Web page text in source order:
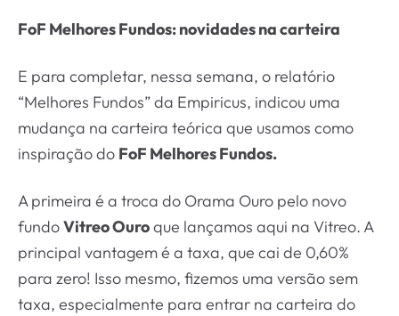
FoF Melhores Fundos: novidades na carteira
E para completar, nessa semana, o relatório
“Melhores Fundos” da Empiricus, indicou uma
mudança na carteira teórica que usamos como
inspiração do FoF Melhores Fundos.
A primeira é a troca do Orama Ouro pelo novo
fundoVitreo Ouroque lançamos aqui na Vitreo. A
principal vantagem é a taxa, que cai de 0,60%
para zero! Isso mesmo, fizemos uma versão sem
taxa, especialmente para entrar na carteira do